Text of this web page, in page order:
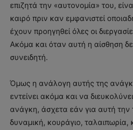
επιζητά την «αυτονομία» του,
καιρό πριν καν εμφανιστεί
έχουν προηγηθεί όλες οι
Ακόμα και όταν αυτή η αίσθηση
συνειδητή.
Όμως η ανάλογη αυτής της
εντείνει ακόμα και να
ανάγκη, άσχετα εάν για αυτή την
δυναμική, κουράγιο,